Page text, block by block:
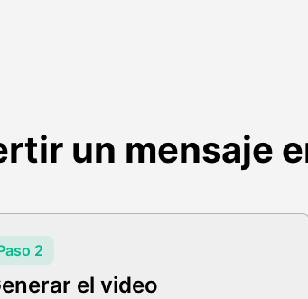
un mensaje
2
el video